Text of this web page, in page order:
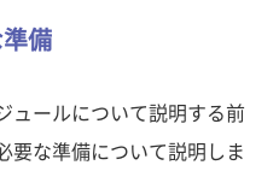
備
ュールについて説明する前
要な準備について説明しま